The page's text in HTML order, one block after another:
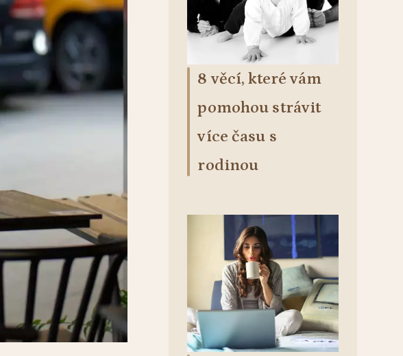
8 věcí, které vám
pomohou strávit
více času s
rodinou